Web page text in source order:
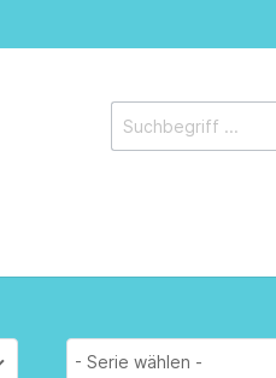
- Serie wählen -